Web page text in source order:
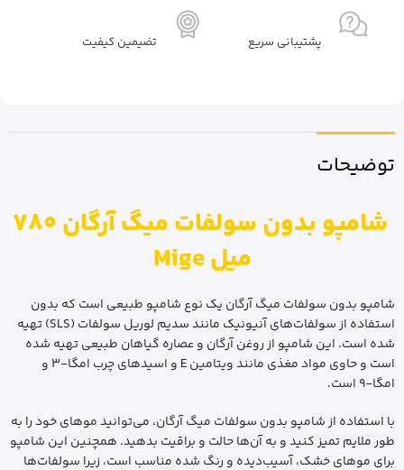
پشتیبانی سریع تضیمین کیفیت
توضیحات
شامپو بدون سولفات میگ آرگان 780
میل Mige
شامپو بدون سولفات میگ آرگان یک نوع شامپو طبیعی است که بدون
استفاده از سولفات‌های آنیونیک مانند سدیم لوریل سولفات (SLS) تهیه
شده است. این شامپو از روغن آرگان و عصاره گیاهان طبیعی تهیه شده
است و حاوی مواد مغذی مانند ویتامین E و اسیدهای چرب امگا-۳ و
امگا-۹ است.
با استفاده از شامپو بدون سولفات میگ آرگان، می‌توانید موهای خود را به
طور ملایم تمیز کنید و به آن‌ها حالت و براقیت بدهید. همچنین این شامپو
برای موهای خشک، آسیب‌دیده و رنگ شده مناسب است، زیرا سولفات‌ها